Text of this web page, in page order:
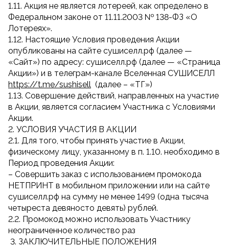
1.11. Акция не является лотереей, как определено в
Федеральном законе от 11.11.2003 № 138-ФЗ «О
Лотереях».
1.12. Настоящие Условия проведения Акции
опубликованы на сайте сушиселл.рф (далее —
«Сайт») по адресу: сушиселл.рф (далее — «Страница
Акции») и в телеграм-канале Вселенная СУШИСЕЛЛ
https://t.me/sushisell (далее – «ТГ»)
1.13. Совершение действий, направленных на участие
в Акции, является согласием Участника с Условиями
Акции.
2. УСЛОВИЯ УЧАСТИЯ В АКЦИИ
2.1. Для того, чтобы принять участие в Акции,
физическому лицу, указанному в п. 1.10. необходимо в
Период проведения Акции:
– Совершить заказ с использованием промокода
НЕТПРИНТ в мобильном приложении или на сайте
сушиселл.рф на сумму не менее 1499 (одна тысяча
четыреста девяносто девять) рублей.
2.2. Промокод можно использовать Участнику
неограниченное количество раз
3. ЗАКЛЮЧИТЕЛЬНЫЕ ПОЛОЖЕНИЯ